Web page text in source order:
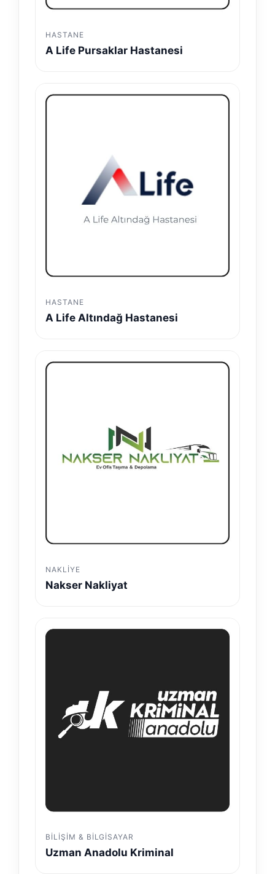
HASTANE
A Life Pursaklar Hastanesi
HASTANE
A Life Altındağ Hastanesi
NAKLIYE
Nakser Nakliyat
BILIŞIM & BILGISAYAR
Uzman Anadolu Kriminal